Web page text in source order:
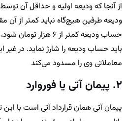
از آنجا که ودیعه اولیه و حداقل آن
ودیعه طرفین هیچ‌گاه نباید کمتر از آن
حساب ودیعه کمتر از 6
باید حساب ودیعه را شارژ نماید. در
معاملاتی وی را مسدود می‌کند
2. پیمان آتی یا فوروارد
پیمان آتی همان قرارداد آتی است با این